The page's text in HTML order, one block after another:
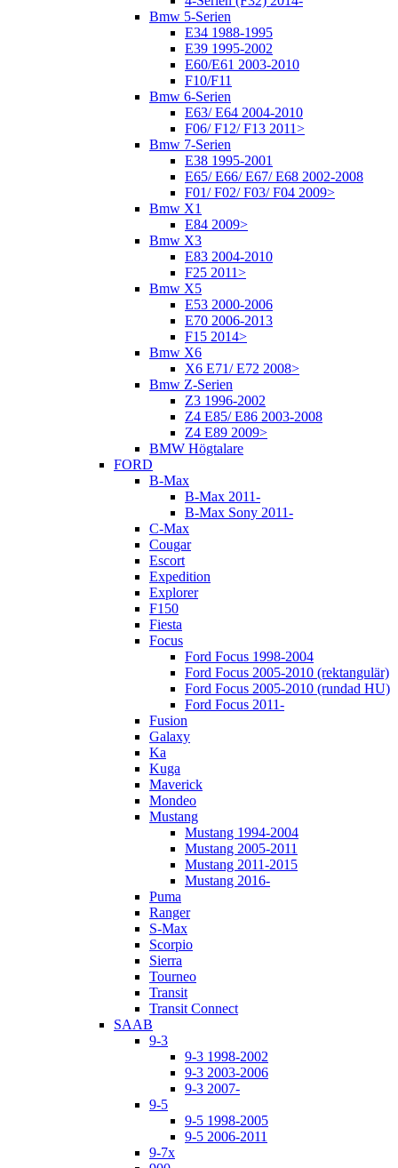
Bmw 5-Serien
E34 1988-1995
E39 1995-2002
E60/E61 2003-2010
F10/F11
Bmw 6-Serien
E63/ E64 2004-2010
F06/ F12/ F13 2011>
Bmw 7-Serien
E38 1995-2001
E65/ E66/ E67/ E68 2002-2008
F01/ F02/ F03/ F04 2009>
Bmw X1
E84 2009>
Bmw X3
E83 2004-2010
F25 2011>
Bmw X5
E53 2000-2006
E70 2006-2013
F15 2014>
Bmw X6
X6 E71/ E72 2008>
Bmw Z-Serien
Z3 1996-2002
Z4 E85/ E86 2003-2008
Z4 E89 2009>
BMW Högtalare
FORD
B-Max
B-Max 2011-
B-Max Sony 2011-
C-Max
Cougar
Escort
Expedition
Explorer
F150
Fiesta
Focus
Ford Focus 1998-2004
Ford Focus 2005-2010 (rektangulär)
Ford Focus 2005-2010 (rundad HU)
Ford Focus 2011-
Fusion
Galaxy
Ka
Kuga
Maverick
Mondeo
Mustang
Mustang 1994-2004
Mustang 2005-2011
Mustang 2011-2015
Mustang 2016-
Puma
Ranger
S-Max
Scorpio
Sierra
Tourneo
Transit
Transit Connect
SAAB
9-3
9-3 1998-2002
9-3 2003-2006
9-3 2007-
9-5
9-5 1998-2005
9-5 2006-2011
9-7x